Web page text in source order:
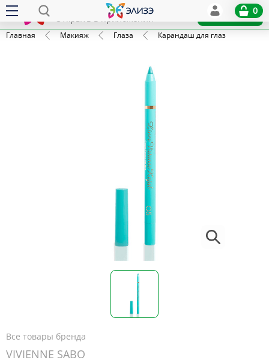
x
Открыть в приложении
Установить
0
Главная Макияж Глаза Карандаш для глаз
Все товары бренда
VIVIENNE SABO